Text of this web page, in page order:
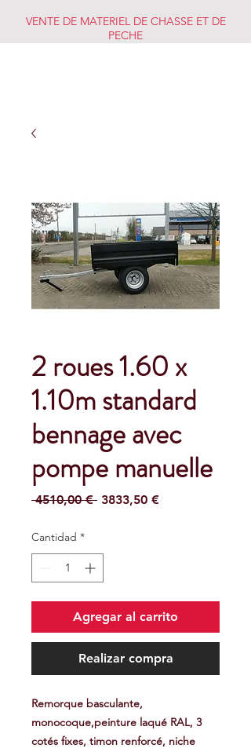
VENTE DE MATERIEL DE CHASSE ET DE
PECHE
2 roues 1.60 x
1.10m standard
bennage avec
pompe manuelle
4510,00 € Precio
3833,50 €Precio
Cantidad *
Agregar al carrito
Realizar compra
Remorque basculante,
monocoque,peinture laqué RAL, 3
cotés fixes, timon renforcé, niche